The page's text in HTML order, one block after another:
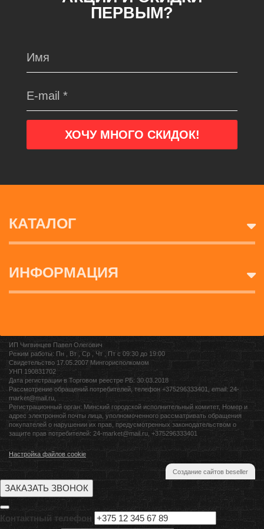
ПЕРВЫМ?
КАТАЛОГ
ИНФОРМАЦИЯ
ИП Чигвинцев Павел Олегович
Режим работы: Пн , Вт , Ср , Чт , Пт c 09:30 до 19:00
Свидетельство 17.05.2007 Мингорисполкомом
УНП 190831702
Дата регистрации в Торговом реестре РБ: 30.03.2018
Рассмотрение обращений потребителей, телефон +375296333401, email: 24-
market@mail.ru,
Регистрационный орган: Минский городской исполнительный комитет, Номер и
адрес электронной почты лица, уполномоченного рассматривать обращения
покупателей о нарушении их прав, предусмотренных законодательством о
защите прав потребителей: 24-market@mail.ru, +375296333401
Настройка файлов cookie
Создание сайтов beseller
ЗАКАЗАТЬ ЗВОНОК
Контактный телефон